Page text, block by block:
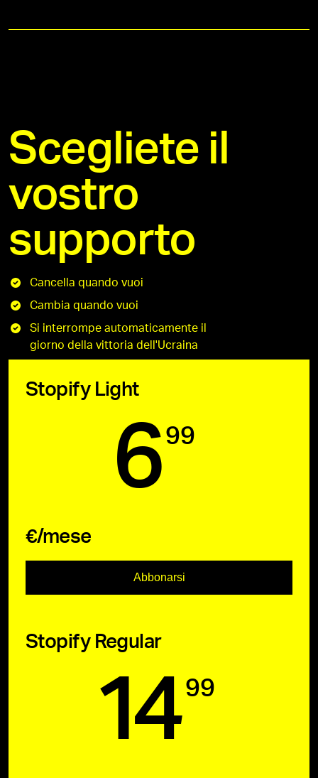
Scegliete il
vostro
supporto
Cancella quando vuoi
Cambia quando vuoi
Si interrompe automaticamente il
giorno della vittoria dell'Ucraina
Stopify Light
6 99
€/mese
Abbonarsi
Stopify Regular
14 99